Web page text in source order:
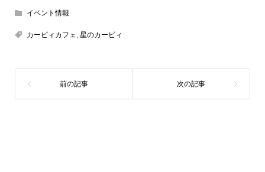
イベント情報
カービィカフェ, 星のカービィ